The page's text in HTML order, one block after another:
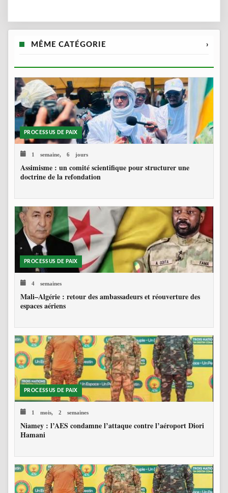
MÊME CATÉGORIE ›
PROCESSUS DE PAIX
1 semaine, 6 jours
Assimisme : un comité scientifique pour structurer une
doctrine de la refondation
PROCESSUS DE PAIX
4 semaines
Mali–Algérie : retour des ambassadeurs et réouverture des
espaces aériens
PROCESSUS DE PAIX
1 mois, 2 semaines
Niamey : l’AES condamne l’attaque contre l’aéroport Diori
Hamani